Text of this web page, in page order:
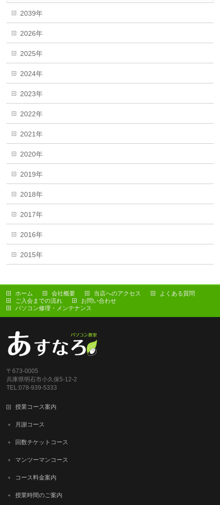
2039年
2026年
2025年
2024年
2023年
2022年
2021年
2020年
2019年
2018年
2017年
2016年
2015年
ホーム 会社概要 当店へのアクセス
よくある質問
ご入会までの流れ
お問い合わせ
パソコン修理・メンテナンス
〒673-0005
兵庫県明石市小久保5-12-2
TEL:078-939-5333
授業コース案内
月謝コース
回数チケットコース
マンツーマンコース
コース料金案内
授業時間のご案内